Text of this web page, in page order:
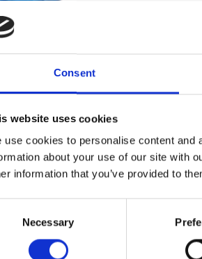
Consent
website uses cookies
use cookies to personalise content
about your use of our site with
information that you’ve provided to
Necessary
Arvustused (0)
sõiduauto või väikese
kinnitamine
paigaldamine
35-40 mm ja 40-45 mm